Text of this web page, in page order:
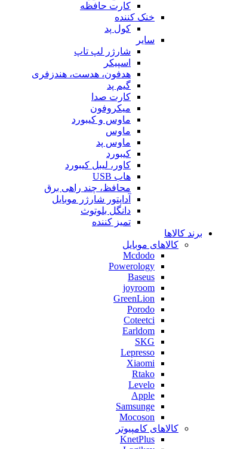
کارت حافظه
خنک کننده
کول پد
سایر
شارژر لپ تاپ
اسپیکر
هدفون، هدست، هندزفری
گیم پد
کارت صدا
میکروفون
ماوس و کیبورد
ماوس
ماوس پد
کیبورد
کاور، لیبل کیبورد
هاب USB
محافظ، چند راهی برق
آداپتور شارژر موبایل
دانگل بلوتوث
تمیز کننده
برند کالاها
کالاهای موبایل
Mcdodo
Powerology
Baseus
joyroom
GreenLion
Porodo
Coteetci
Earldom
SKG
Lepresso
Xiaomi
Rtako
Levelo
Apple
Samsunge
Mocoson
کالاهای کامپیوتر
KnetPlus